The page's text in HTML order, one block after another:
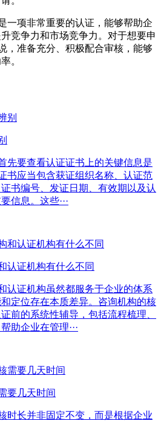
一项非常重要的认证，能够帮助企
竞争力和市场竞争力。对于想要申
，准备充分、积极配合审核，能够
。
先要查看认证证书上的关键信息是
书应当包含获证组织名称、认证范
书编号、发证日期、有效期以及认
信息。这些···
认证机构有什么不同
认证机构虽然都服务于企业的体系
定位存在本质差异。咨询机构的核
前的系统性辅导，包括流程梳理、
助企业在管理···
要几天时间
时长并非固定不变，而是根据企业